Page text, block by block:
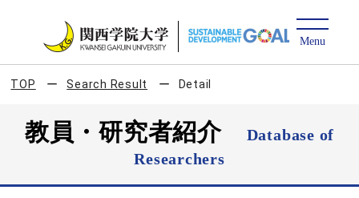
TOP Search Result Detail
教員・研究者紹介
Database of
Researchers